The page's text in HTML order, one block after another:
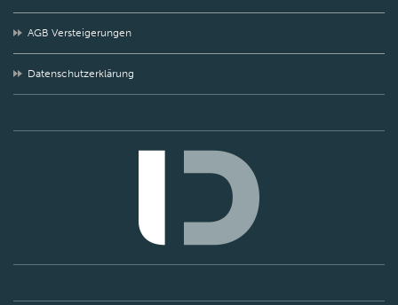
AGB Versteigerungen
Datenschutzerklärung